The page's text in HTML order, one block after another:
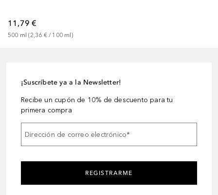
11,79 €
500 ml (2,36 € / 100 ml )
¡Suscríbete ya a la Newsletter!
Recibe un cupón de 10% de descuento para tu
primera compra
Dirección de correo electrónico*
REGISTRARME